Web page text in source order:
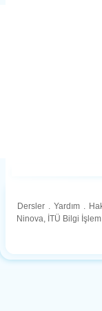
Dersler . Yardım .
Ninova, İTÜ Bilgi